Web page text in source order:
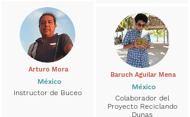
México
Arturo Mora
Instructor de Buceo
México
Baruch Aguilar Mena
Colaborador del
Proyecto Reciclando
Dunas